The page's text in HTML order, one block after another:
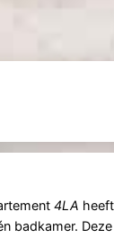
4LA
badkamer.